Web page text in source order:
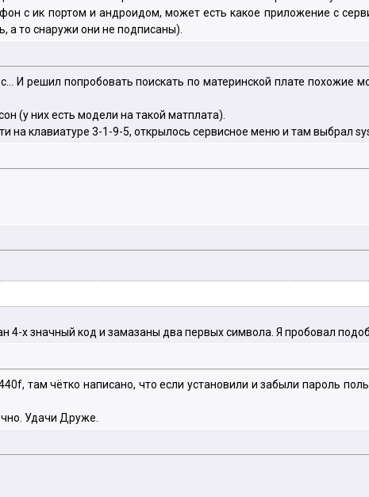
с ик портом и андроидом, может есть какое приложение с
а то снаружи они не подписаны).
И решил попробовать поискать по материнской плате
(у них есть модели на такой матплата).
на клавиатуре 3-1-9-5, открылось сервисное меню и там выбрал
4-х значный код и замазаны два первых символа. Я пробовал
там чётко написано, что если установили и забыли пароль
Удачи Друже.